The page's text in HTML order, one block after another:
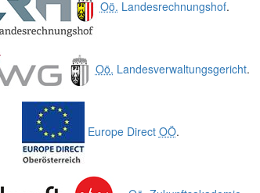
Oö. Landesrechnungshof.
Oö. Landesverwaltungsgericht.
Europe Direct OÖ.